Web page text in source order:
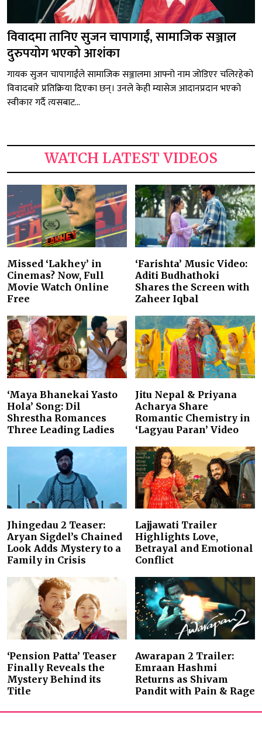
विवादमा तानिए सुजन चापागाईं, सामाजिक सञ्जाल
दुरुपयोग भएको आशंका
गायक सुजन चापागाईंले सामाजिक सञ्जालमा आफ्नो नाम जोडिएर चलिरहेको
विवादबारे प्रतिक्रिया दिएका छन्। उनले केही म्यासेज आदानप्रदान भएको
स्वीकार गर्दै त्यसबाट...
WATCH LATEST VIDEOS
Missed ‘Lakhey’ in
Cinemas? Now, Full
Movie Watch Online
Free
‘Farishta’ Music Video:
Aditi Budhathoki
Shares the Screen with
Zaheer Iqbal
‘Maya Bhanekai Yasto
Hola’ Song: Dil
Shrestha Romances
Three Leading Ladies
Jitu Nepal & Priyana
Acharya Share
Romantic Chemistry in
‘Lagyau Paran’ Video
Jhingedau 2 Teaser:
Aryan Sigdel’s Chained
Look Adds Mystery to a
Family in Crisis
Lajjawati Trailer
Highlights Love,
Betrayal and Emotional
Conflict
‘Pension Patta’ Teaser
Finally Reveals the
Mystery Behind its
Title
Awarapan 2 Trailer:
Emraan Hashmi
Returns as Shivam
Pandit with Pain & Rage